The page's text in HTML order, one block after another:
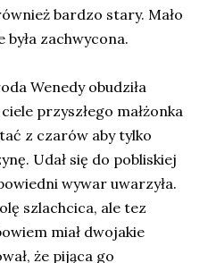
bardzo stary. Mało
zachwycona.
Wenedy obudziła
przyszłego małżonka
z czarów aby tylko
Udał się do pobliskiej
wywar uwarzyła.
szlachcica, ale tez
miał dwojakie
że pijąca go